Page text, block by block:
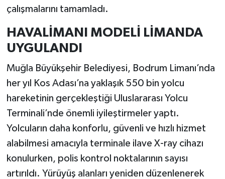
çalışmalarını tamamladı.
HAVALİMANI MODELİ LİMANDA
UYGULANDI
Muğla Büyükşehir Belediyesi, Bodrum Limanı’nda
her yıl Kos Adası’na yaklaşık 550 bin yolcu
hareketinin gerçekleştiği Uluslararası Yolcu
Terminali’nde önemli iyileştirmeler yaptı.
Yolcuların daha konforlu, güvenli ve hızlı hizmet
alabilmesi amacıyla terminale ilave X-ray cihazı
konulurken, polis kontrol noktalarının sayısı
artırıldı. Yürüyüş alanları yeniden düzenlenerek